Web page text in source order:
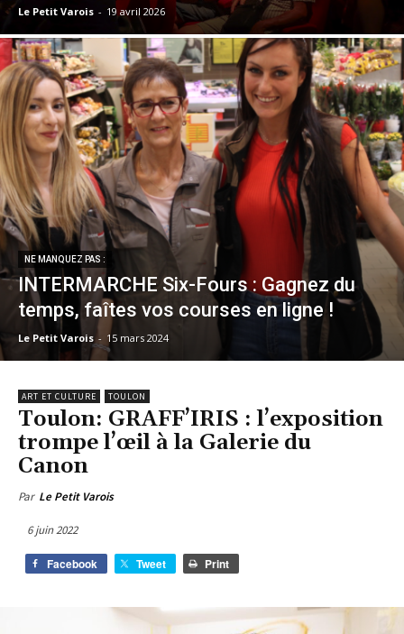
Le Petit Varois - 19 avril 2026
NE MANQUEZ PAS :
INTERMARCHE Six-Fours : Gagnez du
temps, faîtes vos courses en ligne !
Le Petit Varois - 15 mars 2024
ART ET CULTURE TOULON
Toulon: GRAFF’IRIS : l’exposition
trompe l’œil à la Galerie du
Canon
Par Le Petit Varois
6 juin 2022
Facebook Tweet Print